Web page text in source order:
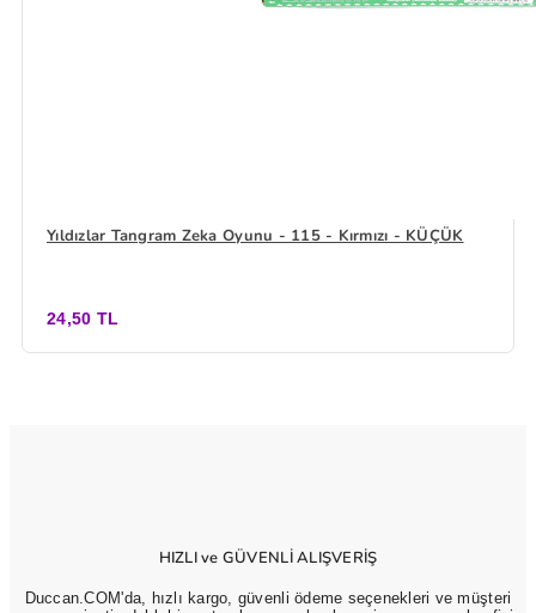
Yıldızlar Tangram Zeka Oyunu - 115 - Kırmızı - KÜÇÜK
24,50 TL
HIZLI ve GÜVENLİ ALIŞVERİŞ
Duccan.COM'da, hızlı kargo, güvenli ödeme seçenekleri ve müşteri